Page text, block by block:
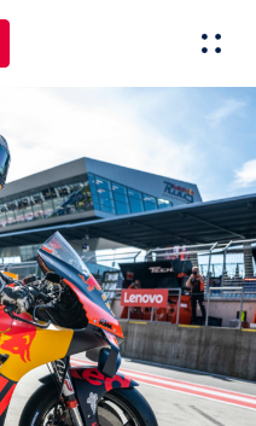
Erlebnisse
Alle anzeigen